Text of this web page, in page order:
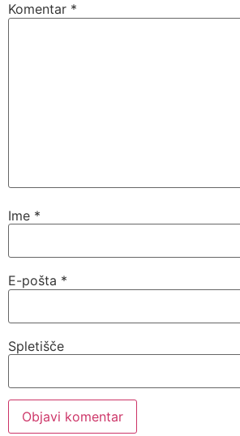
Komentar *
Ime *
E-pošta *
Spletišče